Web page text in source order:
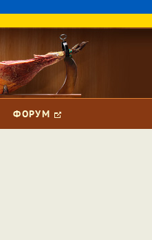
ФОРУМ